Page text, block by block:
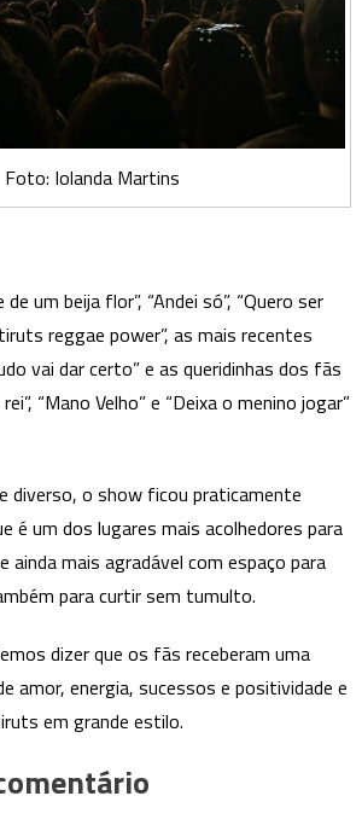
Foto: Iolanda Martins
um beija flor”, “Andei só”, “Quero ser
reggae power”, as mais recentes
vai dar certo” e as queridinhas dos fãs
“Mano Velho” e “Deixa o menino jogar”
diverso, o show ficou praticamente
é um dos lugares mais acolhedores para
ainda mais agradável com espaço para
para curtir sem tumulto.
dizer que os fãs receberam uma
amor, energia, sucessos e positividade e
em grande estilo.